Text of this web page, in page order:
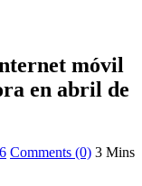
móvil
en abril de
Comments (0) 3 Mins